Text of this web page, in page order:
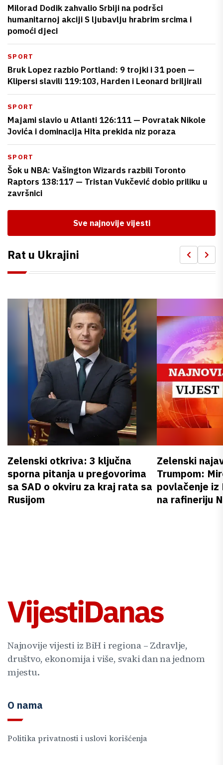
Milorad Dodik zahvalio Srbiji na podršci
humanitarnoj akciji S ljubavlju hrabrim srcima i
pomoći djeci
SPORT
Bruk Lopez razbio Portland: 9 trojki i 31 poen —
Klipersi slavili 119:103, Harden i Leonard briljirali
SPORT
Majami slavio u Atlanti 126:111 — Povratak Nikole
Jovića i dominacija Hita prekida niz poraza
SPORT
Šok u NBA: Vašington Wizards razbili Toronto
Raptors 138:117 — Tristan Vukčević dobio priliku u
završnici
Sve najnovije vijesti
Rat u Ukrajini
Zelenski otkriva: 3 ključna
sporna pitanja u pregovorima
sa SAD o okviru za kraj rata sa
Rusijom
Zelenski
Trumpom:
povlačenje iz
na rafineriju
Najnovije vijesti iz BiH i regiona – Zdravlje,
društvo, ekonomija i više, svaki dan na jednom
mjestu.
O nama
Politika privatnosti i uslovi korišćenja